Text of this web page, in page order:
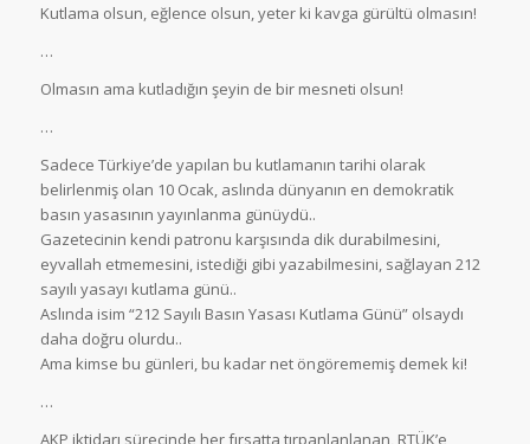
Kutlama olsun, eğlence olsun, yeter ki kavga gürültü olmasın!
…
Olmasın ama kutladığın şeyin de bir mesneti olsun!
…
Sadece Türkiye’de yapılan bu kutlamanın tarihi olarak
belirlenmiş olan 10 Ocak, aslında dünyanın en demokratik
basın yasasının yayınlanma günüydü..
Gazetecinin kendi patronu karşısında dik durabilmesini,
eyvallah etmemesini, istediği gibi yazabilmesini, sağlayan 212
sayılı yasayı kutlama günü..
Aslında isim “212 Sayılı Basın Yasası Kutlama Günü” olsaydı
daha doğru olurdu..
Ama kimse bu günleri, bu kadar net öngörememiş demek ki!
…
AKP iktidarı sürecinde her fırsatta tırpanlanlanan, RTÜK’e